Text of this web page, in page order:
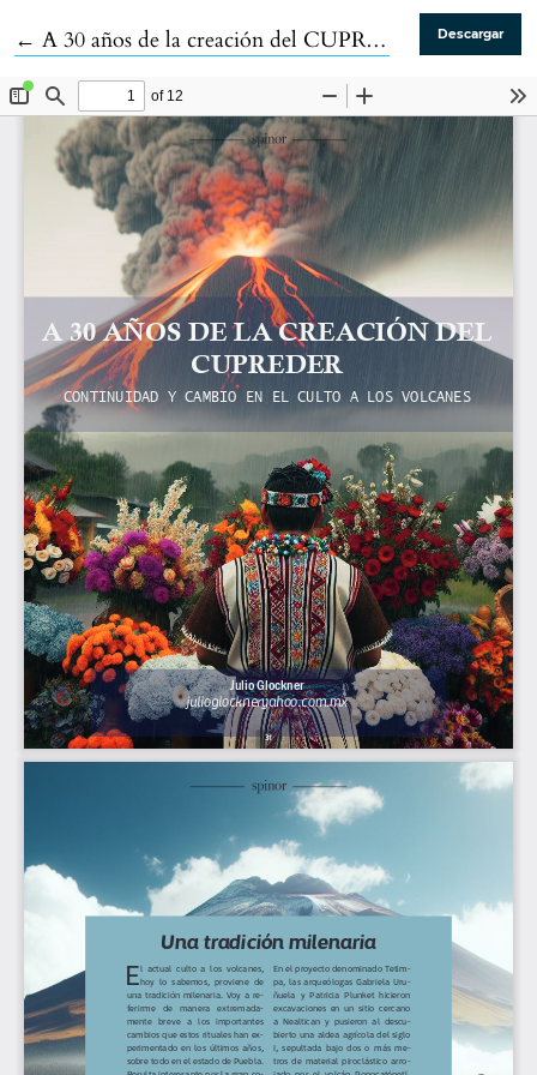
← Volver a los detalles del artículo
A 30 años de la creación del CUPREDER Descargar